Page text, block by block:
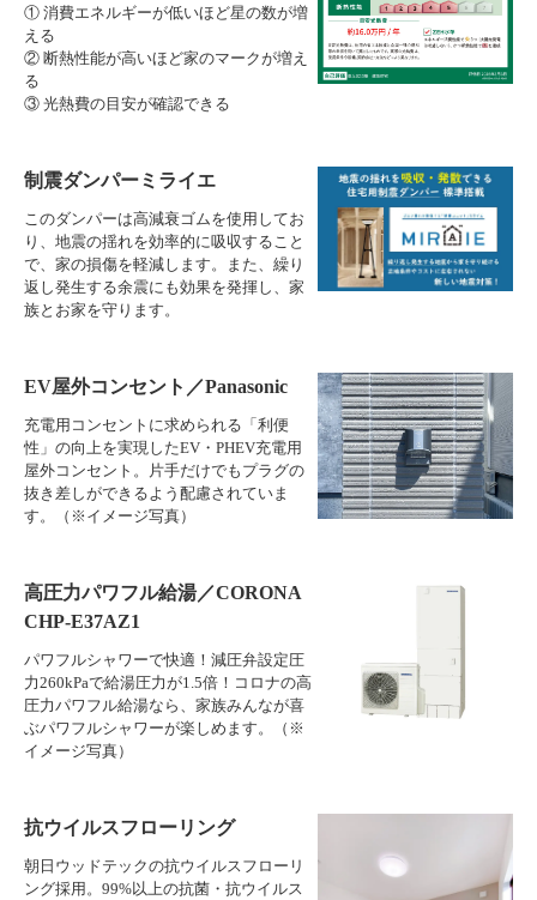
① 消費エネルギーが低いほど星の数が増
える
② 断熱性能が高いほど家のマークが増え
る
③ 光熱費の目安が確認できる
制震ダンパーミライエ
このダンパーは高減衰ゴムを使用してお
り、地震の揺れを効率的に吸収すること
で、家の損傷を軽減します。また、繰り
返し発生する余震にも効果を発揮し、家
族とお家を守ります。
EV屋外コンセント／Panasonic
充電用コンセントに求められる「利便
性」の向上を実現したEV・PHEV充電用
屋外コンセント。片手だけでもプラグの
抜き差しができるよう配慮されていま
す。（※イメージ写真）
高圧力パワフル給湯／CORONA
CHP-E37AZ1
パワフルシャワーで快適！減圧弁設定圧
力260kPaで給湯圧力が1.5倍！コロナの高
圧力パワフル給湯なら、家族みんなが喜
ぶパワフルシャワーが楽しめます。（※
イメージ写真）
抗ウイルスフローリング
朝日ウッドテックの抗ウイルスフローリ
ング採用。99%以上の抗菌・抗ウイルス